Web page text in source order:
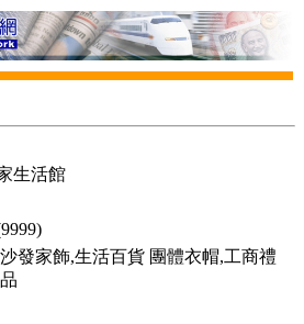
生活館
發家飾,生活百貨 團體衣帽,工商禮